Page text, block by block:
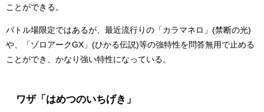
ことができる。
バトル場限定ではあるが、最近流行りの「カラマネロ」(禁断の光)
や、「ゾロアークGX」(ひかる伝説)等の強特性を問答無用で止める
ことができ、かなり強い特性になっている。
ワザ「はめつのいちげき」